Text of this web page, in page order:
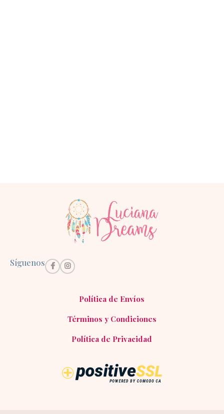
Síguenos
Política de Envíos
Términos y Condiciones
Política de Privacidad